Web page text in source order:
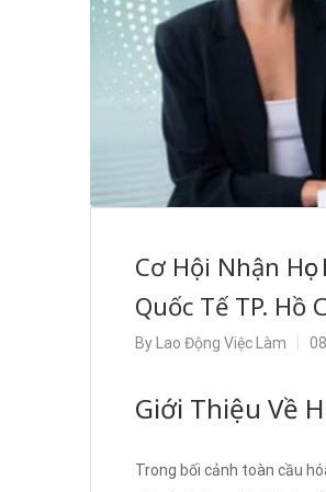
Cơ Hội Nhận
Quốc Tế TP. Hồ
By Lao Động Việc Làm
Giới Thiệu Về
Trong bối cảnh toàn cầu